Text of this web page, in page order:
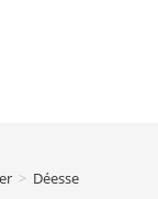
> Déesse